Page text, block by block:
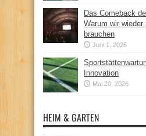
Das Comeback
Warum wir
brauchen
Juni 1, 2026
Innovation
Mai 20, 2026
HEIM & GARTEN